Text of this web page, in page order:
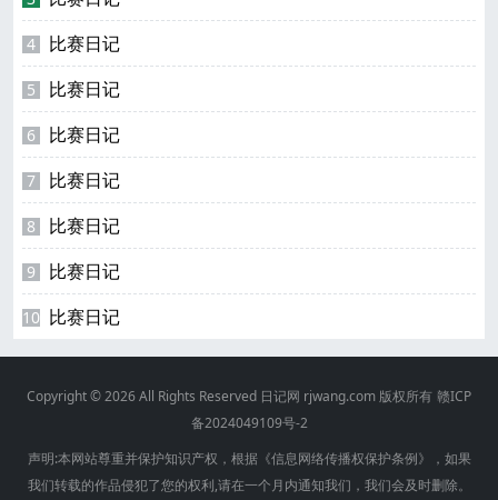
4 比赛日记
5 比赛日记
6 比赛日记
7 比赛日记
8 比赛日记
9 比赛日记
10 比赛日记
Copyright © 2026 All Rights Reserved 日记网 rjwang.com 版权所有 赣ICP
备2024049109号-2
声明:本网站尊重并保护知识产权，根据《信息网络传播权保护条例》，如果
我们转载的作品侵犯了您的权利,请在一个月内通知我们，我们会及时删除。